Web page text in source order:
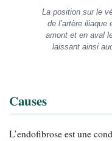
La position sur le
de l’artère
amont et en aval
laissant ainsi
Causes
L’endofibrose est une